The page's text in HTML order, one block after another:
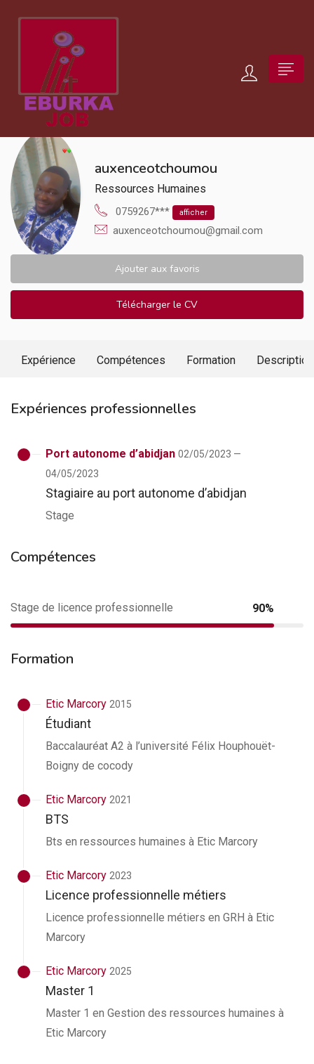
auxenceotchoumou
Ressources Humaines
0759267*** afficher
auxenceotchoumou@gmail.com
Ajouter aux favoris
Télécharger le CV
Expérience Compétences Formation Description
Expériences professionnelles
Port autonome d’abidjan 02/05/2023 —
04/05/2023
Stagiaire au port autonome d’abidjan
Stage
Compétences
Stage de licence professionnelle 90%
Formation
Etic Marcory 2015
Étudiant
Baccalauréat A2 à l’université Félix Houphouët-
Boigny de cocody
Etic Marcory 2021
BTS
Bts en ressources humaines à Etic Marcory
Etic Marcory 2023
Licence professionnelle métiers
Licence professionnelle métiers en GRH à Etic
Marcory
Etic Marcory 2025
Master 1
Master 1 en Gestion des ressources humaines à
Etic Marcory